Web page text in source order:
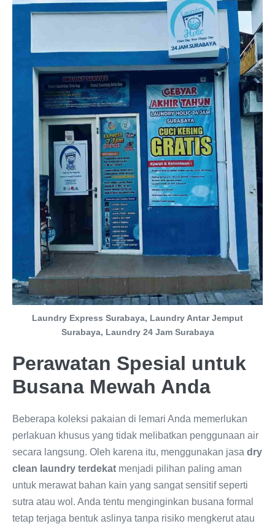
Laundry Express Surabaya, Laundry Antar Jemput
Surabaya, Laundry 24 Jam Surabaya
Perawatan Spesial untuk
Busana Mewah Anda
Beberapa koleksi pakaian di lemari Anda memerlukan
perlakuan khusus yang tidak melibatkan penggunaan air
secara langsung. Oleh karena itu, menggunakan jasa dry
clean laundry terdekat menjadi pilihan paling aman
untuk merawat bahan kain yang sangat sensitif seperti
sutra atau wol. Anda tentu menginginkan busana formal
tetap terjaga bentuk aslinya tanpa risiko mengkerut atau